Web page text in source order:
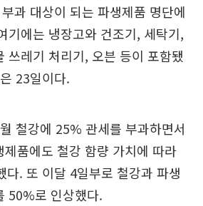
과 대상이 되는 파생제품 명단에
기에는 냉장고와 건조기, 세탁기,
쓰레기 처리기, 오븐 등이 포함됐
23일이다.
철강에 25% 관세를 부과하면서
품에도 철강 함량 가치에 따라
다. 또 이달 4일부로 철강과 파생
50%로 인상했다.